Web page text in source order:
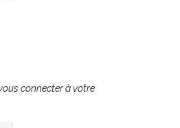
connecter à votre